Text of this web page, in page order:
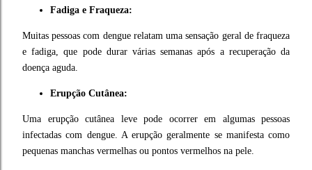
Fadiga e Fraqueza:
Muitas pessoas com dengue relatam uma sensação geral de fraqueza
e fadiga, que pode durar várias semanas após a recuperação da
doença aguda.
Erupção Cutânea:
Uma erupção cutânea leve pode ocorrer em algumas pessoas
infectadas com dengue. A erupção geralmente se manifesta como
pequenas manchas vermelhas ou pontos vermelhos na pele.